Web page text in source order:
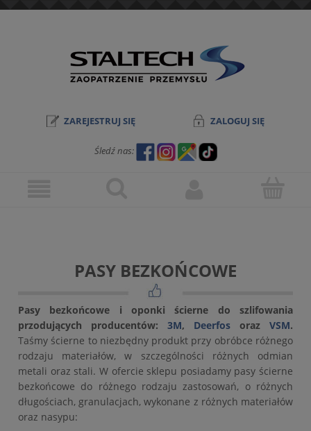
ZAREJESTRUJ SIĘ ZALOGUJ SIĘ
Śledź nas:
PASY BEZKOŃCOWE
Pasy bezkońcowe i oponki ścierne do szlifowania
przodujących producentów: 3M, Deerfos oraz VSM.
Taśmy ścierne to niezbędny produkt przy obróbce różnego
rodzaju materiałów, w szczególności różnych odmian
metali oraz stali. W ofercie sklepu posiadamy pasy ścierne
bezkońcowe do różnego rodzaju zastosowań, o różnych
długościach, granulacjach, wykonane z różnych materiałów
oraz nasypu: